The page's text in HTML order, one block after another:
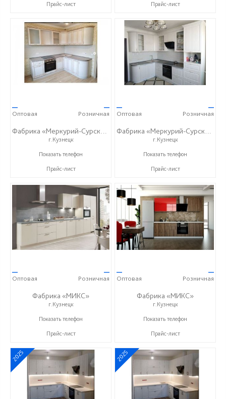
Прайс-лист Прайс-лист
—
Оптовая
—
Розничная
Фабрика «Меркурий-Сурский»
г.Кузнецк
+7 (8415) 73-05-06
Показать телефон
Прайс-лист
—
Оптовая
—
Розничная
Фабрика «Меркурий-Сурский»
г.Кузнецк
+7 (8415) 73-05-06
Показать телефон
Прайс-лист
—
Оптовая
—
Розничная
Фабрика «МИКС»
г.Кузнецк
+7 (937) 423-36-37
Показать телефон
Прайс-лист
—
Оптовая
—
Розничная
Фабрика «МИКС»
г.Кузнецк
+7 (937) 423-36-37
Показать телефон
Прайс-лист
2025 2025